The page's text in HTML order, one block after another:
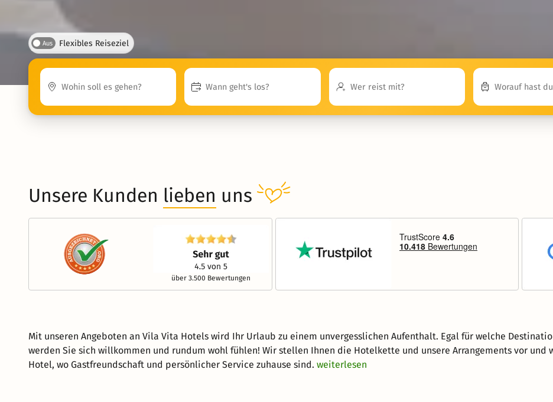
Aus Flexibles Reiseziel
Unsere Kunden lieben uns
über 3.500 Bewertungen
Mit unseren Angeboten an Vila Vita Hotels wird Ihr Urlaub zu einem unvergesslichen Aufenthalt. Egal für welche
werden Sie sich willkommen und rundum wohl fühlen! Wir stellen Ihnen die Hotelkette und unsere Arrangements vor und
Hotel, wo Gastfreundschaft und persönlicher Service zuhause sind. weiterlesen